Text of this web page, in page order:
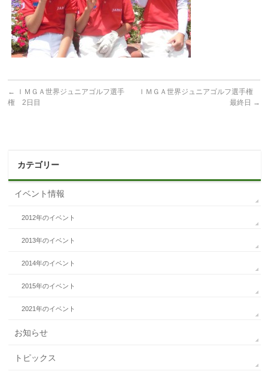
←
ＩＭＧＡ世界ジュニアゴルフ選手
権 2日目
ＩＭＧＡ世界ジュニアゴルフ選手権
最終日 →
カテゴリー
イベント情報
2012年のイベント
2013年のイベント
2014年のイベント
2015年のイベント
2021年のイベント
お知らせ
トピックス